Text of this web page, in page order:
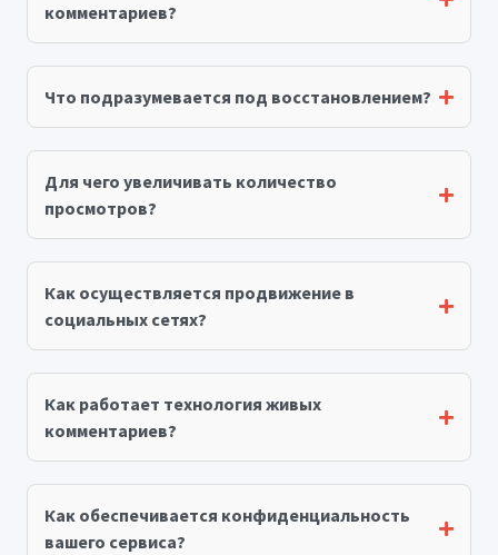
комментариев?
Что подразумевается под восстановлением?
Для чего увеличивать количество
просмотров?
Как осуществляется продвижение в
социальных сетях?
Как работает технология живых
комментариев?
Как обеспечивается конфиденциальность
вашего сервиса?